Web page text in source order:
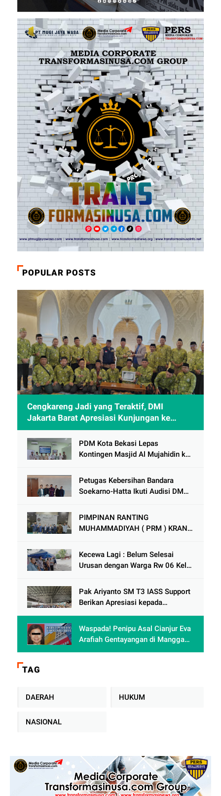
POPULAR POSTS
Cengkareng Jadi yang Teraktif, DMI
Jakarta Barat Apresiasi Kunjungan ke
Sheikh Zayed Solo
PDM Kota Bekasi Lepas
Kontingen Masjid Al Mujahidin ke
Petugas Kebersihan Bandara
Soekarno-Hatta Ikuti Audisi DMD
PIMPINAN RANTING
MUHAMMADIYAH ( PRM ) KRANJI
MUHAMMAdIYAH KE 113
Kecewa Lagi : Belum Selesai
Urusan dengan Warga Rw 06 Kel
di Duga Berulah lagi dengan
Pak Ariyanto SM T3 IASS Support
Berikan Apresiasi kepada
Terminal 3
Waspada! Penipu Asal Cianjur Eva
Arafiah Gentayangan di Mangga
Dua Square Jakarta
TAG
DAERAH HUKUM
NASIONAL